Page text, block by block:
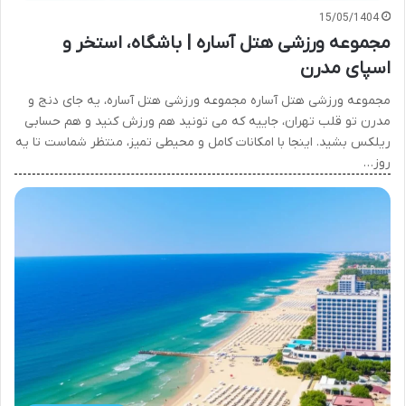
15/05/1404
مجموعه ورزشی هتل آساره | باشگاه، استخر و
اسپای مدرن
مجموعه ورزشی هتل آساره مجموعه ورزشی هتل آساره، یه جای دنج و
مدرن تو قلب تهران، جاییه که می تونید هم ورزش کنید و هم حسابی
ریلکس بشید. اینجا با امکانات کامل و محیطی تمیز، منتظر شماست تا یه
روز…